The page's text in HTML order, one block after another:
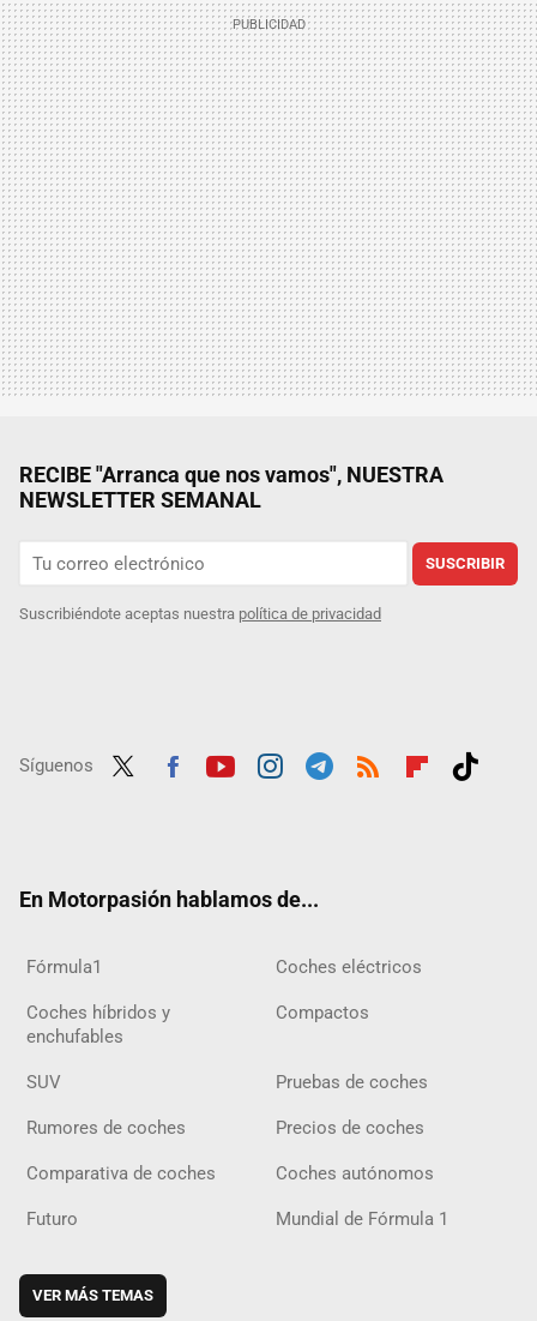
RECIBE "Arranca que nos vamos", NUESTRA
NEWSLETTER SEMANAL
SUSCRIBIR
Suscribiéndote aceptas nuestra política de privacidad
Síguenos
En Motorpasión hablamos de...
Fórmula1 Coches eléctricos
Coches híbridos y
enchufables
Compactos
SUV Pruebas de coches
Rumores de coches Precios de coches
Comparativa de coches Coches autónomos
Futuro Mundial de Fórmula 1
VER MÁS TEMAS